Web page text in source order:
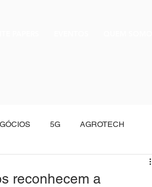
5G AGROTECH
reconhecem a